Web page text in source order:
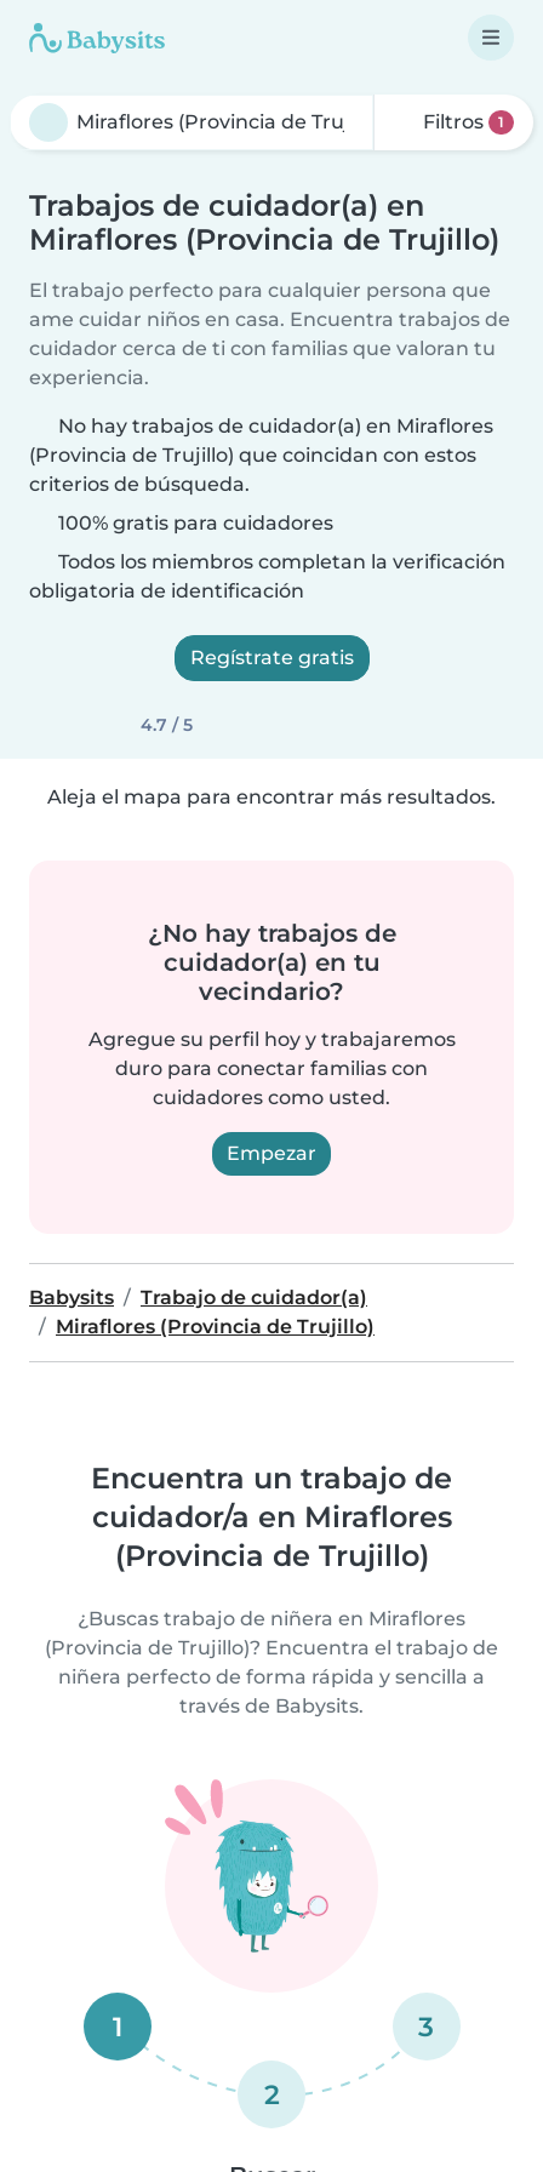
Filtros 1
Trabajos de cuidador(a) en
Miraflores (Provincia de Trujillo)
El trabajo perfecto para cualquier persona que
ame cuidar niños en casa. Encuentra trabajos de
cuidador cerca de ti con familias que valoran tu
experiencia.
No hay trabajos de cuidador(a) en Miraflores
(Provincia de Trujillo) que coincidan con estos
criterios de búsqueda.
100% gratis para cuidadores
Todos los miembros completan la verificación
obligatoria de identificación
Regístrate gratis
4.7 / 5
Aleja el mapa para encontrar más resultados.
¿No hay trabajos de
cuidador(a) en tu
vecindario?
Agregue su perfil hoy y trabajaremos
duro para conectar familias con
cuidadores como usted.
Empezar
Babysits
Trabajo de cuidador(a)
Miraflores (Provincia de Trujillo)
Encuentra un trabajo de
cuidador/a en Miraflores
(Provincia de Trujillo)
¿Buscas trabajo de niñera en Miraflores
(Provincia de Trujillo)? Encuentra el trabajo de
niñera perfecto de forma rápida y sencilla a
través de Babysits.
1
2
3